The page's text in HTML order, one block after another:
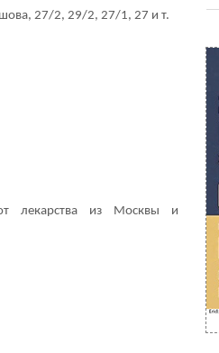
27/2, 29/2, 27/1, 27 и т.
лекарства из Москвы и